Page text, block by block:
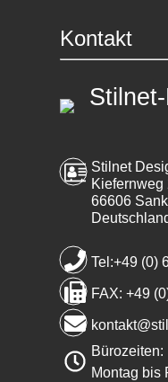
Kontakt
Stilnet
Kiefernweg
66606
Tel:+49 (0)
FAX: +49
Bürozeiten:
Montag bis